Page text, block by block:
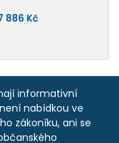
886 Kč
informativní
nabídkou ve
zákoníku, ani se